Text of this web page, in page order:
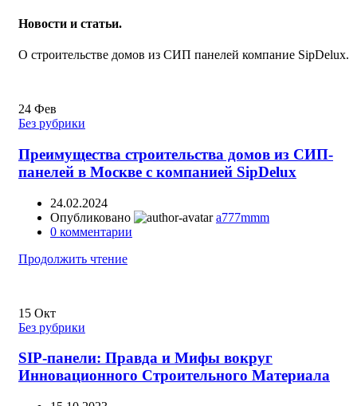
Новости и статьи.
О строительстве домов из СИП панелей компание SipDelux.
24 Фев
Без рубрики
Преимущества строительства домов из СИП-
панелей в Москве с компанией SipDelux
24.02.2024
Опубликовано
a777mmm
0 комментарии
Продолжить чтение
15 Окт
Без рубрики
SIP-панели: Правда и Мифы вокруг
Инновационного Строительного Материала